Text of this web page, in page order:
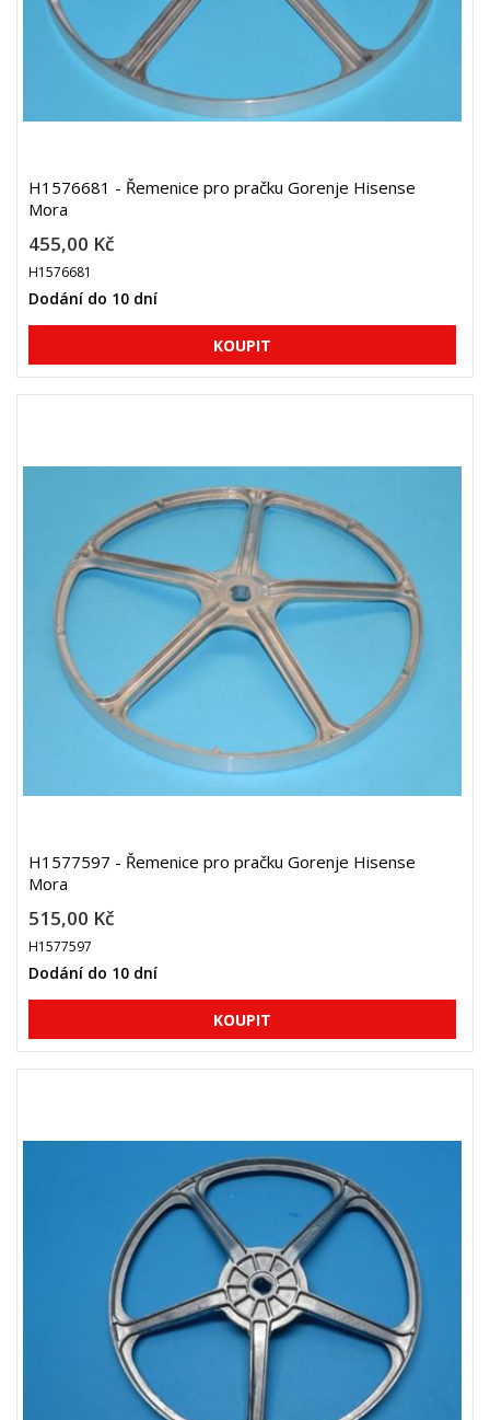
H1576681 - Řemenice pro pračku Gorenje Hisense
Mora
455,00 Kč
H1576681
Dodání do 10 dní
H1577597 - Řemenice pro pračku Gorenje Hisense
Mora
515,00 Kč
H1577597
Dodání do 10 dní